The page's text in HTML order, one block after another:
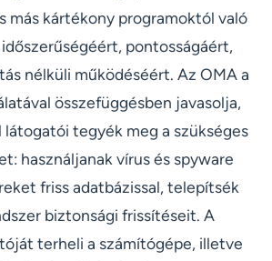
más kártékony programoktól való
pontosságáért,
nélküli működéséért. Az OMA a
összefüggésben javasolja,
látogatói tegyék meg a szükséges
használjanak vírus és spyware
friss adatbázissal, telepítsék
biztonsági frissítéseit. A
terheli a számítógépe, illetve